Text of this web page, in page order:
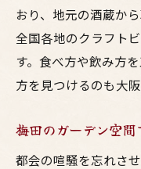
おり、地元の酒蔵か
全国各地のクラフト
す。食べ方や飲み方
方を見つけるのも大
梅田のガーデン空間
都会の喧騒を忘れさ